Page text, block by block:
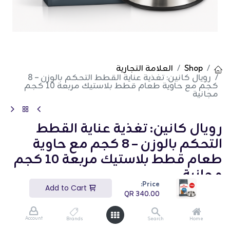
Price:
340.00
Home
Search
Brands
Account
Shop العلامة التجارية
رويال كانين: تغذية عناية القطط التحكم بالوزن – 8
كجم مع حاوية طعام قطط بلاستيك مربعة 10 كجم
مجانية
رويال كانين: تغذية عناية القطط
التحكم بالوزن – 8 كجم مع حاوية
طعام قطط بلاستيك مربعة 10 كجم
مجانية
(تقييم 0)
340.00